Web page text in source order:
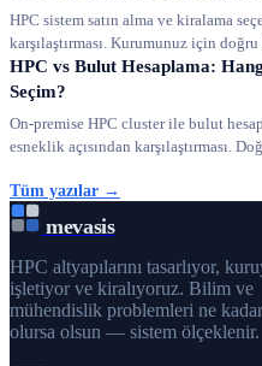
HPC sistem satın alma ve kiralama
karşılaştırması. Kurumunuz için
HPC vs Bulut Hesaplama:
Seçim?
On-premise HPC cluster ile bulut
esneklik açısından karşılaştırması.
Tüm yazılar →
mevasis
HPC altyapılarını tasarlıyor,
işletiyor ve kiralıyoruz. Bilim ve
mühendislik problemleri ne
olursa olsun — sistem ölçeklenir.